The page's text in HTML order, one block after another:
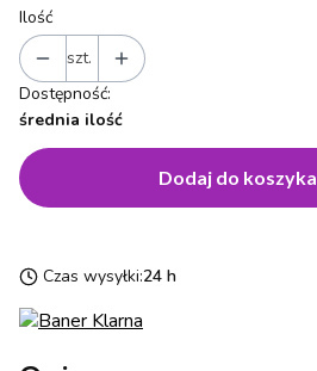
Ilość
szt.
Dostępność:
średnia ilość
Dodaj do koszyka
Czas wysyłki:24 h